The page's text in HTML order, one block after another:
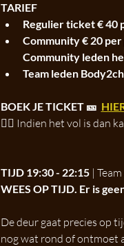
TARIEF
Regulier ticket € 40
Community € 20
Community leden
Team leden
BOEK JE TICKET 🎫
👉🏼 Indien het vol is dan
TIJD 19:30 - 22:15 |
WEES OP TIJD. Er is
De deur gaat precies op
nog wat rond of ontmoet